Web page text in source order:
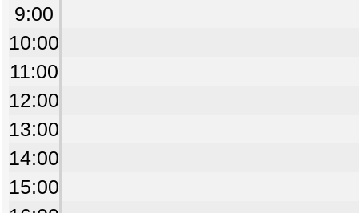
9:00
10:00
11:00
12:00
13:00
14:00
15:00